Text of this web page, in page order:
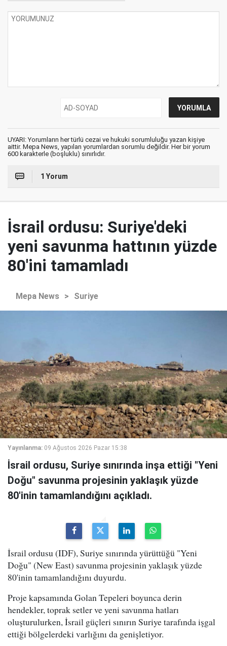
UYARI: Yorumların her türlü cezai ve hukuki sorumluluğu yazan kişiye
aittir. Mepa News, yapılan yorumlardan sorumlu değildir. Her bir yorum
600 karakterle (boşluklu) sınırlıdır.
1 Yorum
İsrail ordusu: Suriye'deki
yeni savunma hattının yüzde
80'ini tamamladı
Mepa News > Suriye
Yayınlanma: 09 Ağustos 2026 Pazar 15:38
İsrail ordusu, Suriye sınırında inşa ettiği "Yeni
Doğu" savunma projesinin yaklaşık yüzde
80'inin tamamlandığını açıkladı.
İsrail ordusu (IDF), Suriye sınırında yürüttüğü "Yeni
Doğu" (New East) savunma projesinin yaklaşık yüzde
80'inin tamamlandığını duyurdu.
Proje kapsamında Golan Tepeleri boyunca derin
hendekler, toprak setler ve yeni savunma hatları
oluşturulurken, İsrail güçleri sınırın Suriye tarafında işgal
ettiği bölgelerdeki varlığını da genişletiyor.